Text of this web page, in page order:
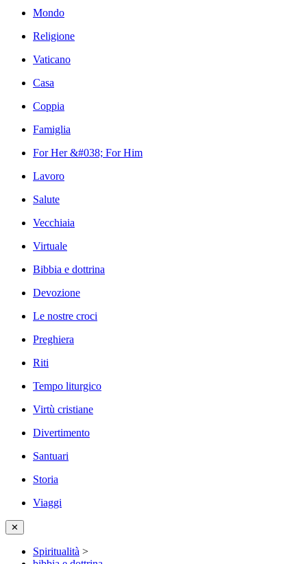
Mondo
Religione
Vaticano
Casa
Coppia
Famiglia
For Her &#038; For Him
Lavoro
Salute
Vecchiaia
Virtuale
Bibbia e dottrina
Devozione
Le nostre croci
Preghiera
Riti
Tempo liturgico
Virtù cristiane
Divertimento
Santuari
Storia
Viaggi
✕
Spiritualità >